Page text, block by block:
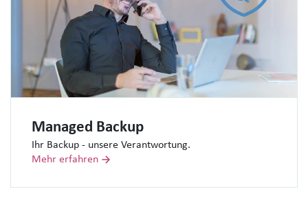
Managed Backup
Ihr Backup - unsere Verantwortung.
Mehr erfahren